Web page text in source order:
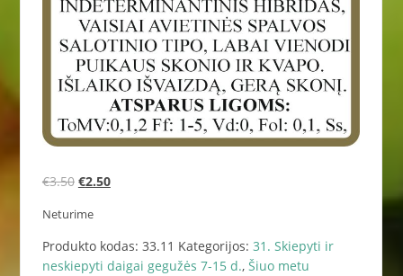
€3.50 Original
was:
€3.50.
€2.50Current
€2.50.
Neturime
Produkto kodas: 33.11 Kategorijos: 31. Skiepyti ir
neskiepyti daigai gegužės 7-15 d., Šiuo metu